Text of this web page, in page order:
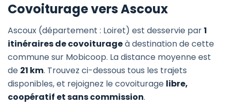
Covoiturage vers Ascoux
Ascoux (département : Loiret) est desservie par1
itinéraires de covoiturageà destination de cette
commune sur Mobicoop. La distance moyenne est
de 21 km. Trouvez ci-dessous tous les trajets
disponibles, et rejoignez le covoiturage libre,
coopératif et sans commission.